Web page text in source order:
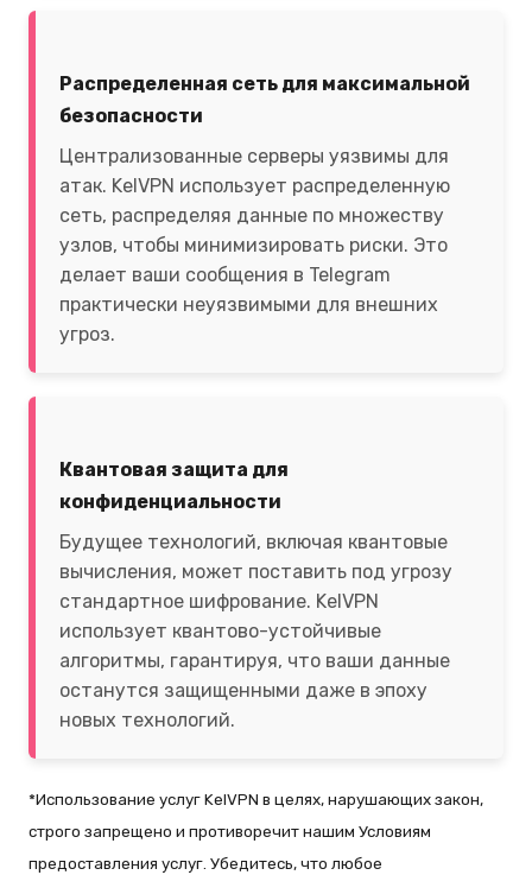
Распределенная сеть для максимальной
безопасности
Централизованные серверы уязвимы для
атак. KelVPN использует распределенную
сеть, распределяя данные по множеству
узлов, чтобы минимизировать риски. Это
делает ваши сообщения в Telegram
практически неуязвимыми для внешних
угроз.
Квантовая защита для
конфиденциальности
Будущее технологий, включая квантовые
вычисления, может поставить под угрозу
стандартное шифрование. KelVPN
использует квантово-устойчивые
алгоритмы, гарантируя, что ваши данные
останутся защищенными даже в эпоху
новых технологий.
*Использование услуг KelVPN в целях, нарушающих закон,
строго запрещено и противоречит нашим Условиям
предоставления услуг. Убедитесь, что любое